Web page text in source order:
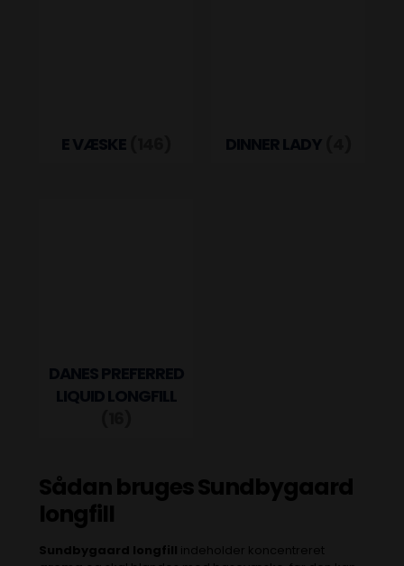
E VÆSKE DINNER LADY
DANES PREFERRED
LIQUID LONGFILL
Sådan bruges Sundbygaard
longfill
Sundbygaard longfill indeholder koncentreret